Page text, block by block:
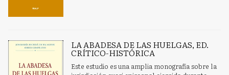
LA ABADESA DE LAS HUELGAS, ED.
CRÍTICO-HISTÓRICA
Este estudio es una amplia monografía sobre la